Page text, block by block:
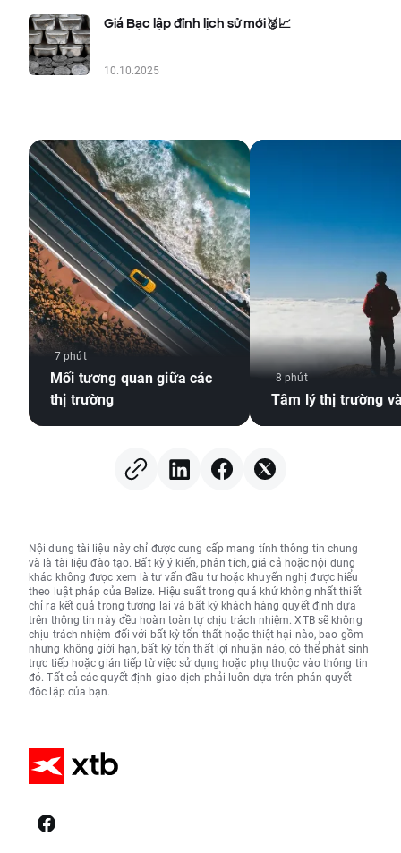
Giá Bạc lập đỉnh lịch sử mới🥈📈
10.10.2025
7 phút
Mối tương quan giữa các
thị trường
8 phút
Tâm lý thị trường
Nội dung tài liệu này chỉ được cung cấp mang tính thông tin chung
và là tài liệu đào tạo. Bất kỳ ý kiến, phân tích, giá cả hoặc nội dung
khác không được xem là tư vấn đầu tư hoặc khuyến nghị được hiểu
theo luật pháp của Belize. Hiệu suất trong quá khứ không nhất thiết
chỉ ra kết quả trong tương lai và bất kỳ khách hàng quyết định dựa
trên thông tin này đều hoàn toàn tự chịu trách nhiệm. XTB sẽ không
chịu trách nhiệm đối với bất kỳ tổn thất hoặc thiệt hại nào, bao gồm
nhưng không giới hạn, bất kỳ tổn thất lợi nhuận nào, có thể phát sinh
trực tiếp hoặc gián tiếp từ việc sử dụng hoặc phụ thuộc vào thông tin
đó. Tất cả các quyết định giao dịch phải luôn dựa trên phán quyết
độc lập của bạn.